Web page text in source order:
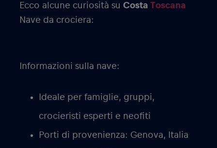
Ecco alcune curiosità su Costa Toscana
Nave da crociera:
Informazioni sulla nave:
Ideale per famiglie, gruppi,
crocieristi esperti e neofiti
Porti di provenienza: Genova, Italia